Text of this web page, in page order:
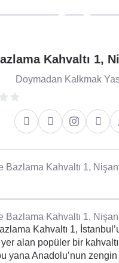
Kahvaltı 1,
Doymadan Kalkmak
Bazlama Kahvaltı 1,
Bazlama Kahvaltı 1,
Kahvaltı 1,
alan popüler bir kahvaltı
yana Anadolu’nun zengin